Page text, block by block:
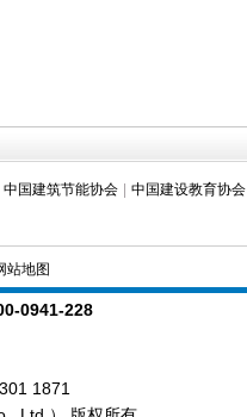
中国建筑节能协会 中国建设教育协会
站地图
0941-228
1871